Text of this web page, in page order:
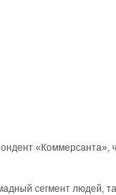
«Коммерсанта»,
сегмент людей,